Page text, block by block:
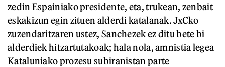
zedin Espainiako presidente, eta, trukean, zenbait
eskakizun egin zituen alderdi katalanak. JxCko
zuzendaritzaren ustez, Sanchezek ez ditu bete bi
alderdiek hitzartutakoak; hala nola, amnistia legea
Kataluniako prozesu subiranistan parte